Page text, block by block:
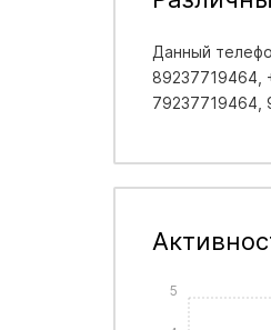
Данный
89237719464,
79237719464,
5